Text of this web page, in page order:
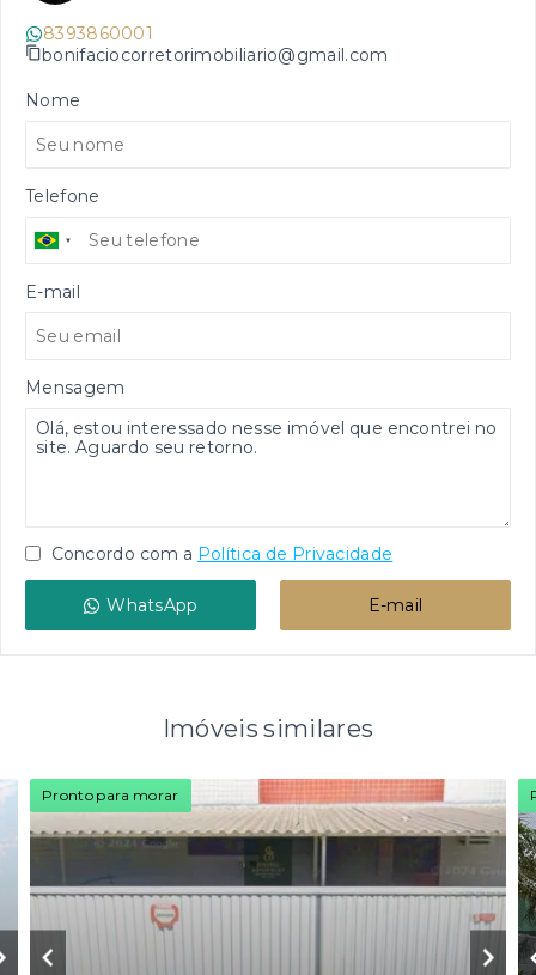
8393860001
bonifaciocorretorimobiliario@gmail.com
Nome
Telefone
E-mail
Mensagem
Concordo com a Política de Privacidade
WhatsApp E-mail
Imóveis similares
Pronto para morar